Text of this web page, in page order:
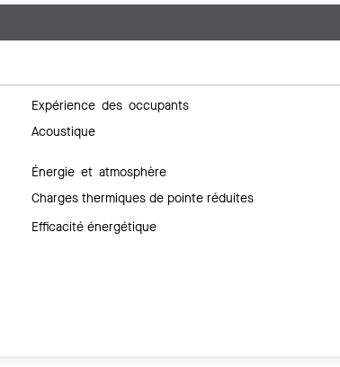
Expérience des occupants
Acoustique
Énergie et atmosphère
Charges thermiques de pointe réduites
Efficacité énergétique